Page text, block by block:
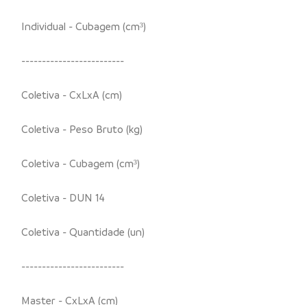
Individual - Cubagem (cm³)
-------------------------
Coletiva - CxLxA (cm)
Coletiva - Peso Bruto (kg)
Coletiva - Cubagem (cm³)
Coletiva - DUN 14
Coletiva - Quantidade (un)
-------------------------
Master - CxLxA (cm)